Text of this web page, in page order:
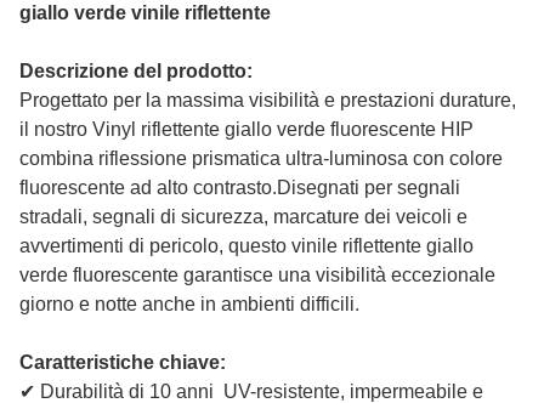
giallo verde vinile riflettente
Descrizione del prodotto:
Progettato per la massima visibilità e prestazioni durature,
il nostro Vinyl riflettente giallo verde fluorescente HIP
combina riflessione prismatica ultra-luminosa con colore
fluorescente ad alto contrasto.Disegnati per segnali
stradali, segnali di sicurezza, marcature dei veicoli e
avvertimenti di pericolo, questo vinile riflettente giallo
verde fluorescente garantisce una visibilità eccezionale
giorno e notte anche in ambienti difficili.
Caratteristiche chiave:
✔ Durabilità di 10 anni ️ UV-resistente, impermeabile e